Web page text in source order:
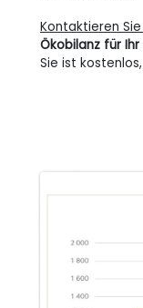
Kontaktieren Sie
Ökobilanz für
Sie ist